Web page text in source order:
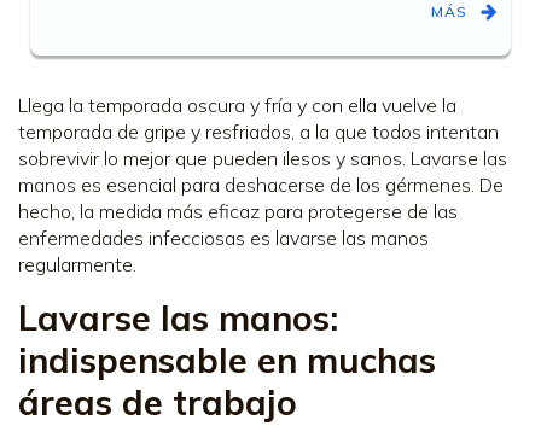
MÁS
Llega la temporada oscura y fría y con ella vuelve la
temporada de gripe y resfriados, a la que todos intentan
sobrevivir lo mejor que pueden ilesos y sanos. Lavarse las
manos es esencial para deshacerse de los gérmenes. De
hecho, la medida más eficaz para protegerse de las
enfermedades infecciosas es lavarse las manos
regularmente.
Lavarse las manos:
indispensable en muchas
áreas de trabajo